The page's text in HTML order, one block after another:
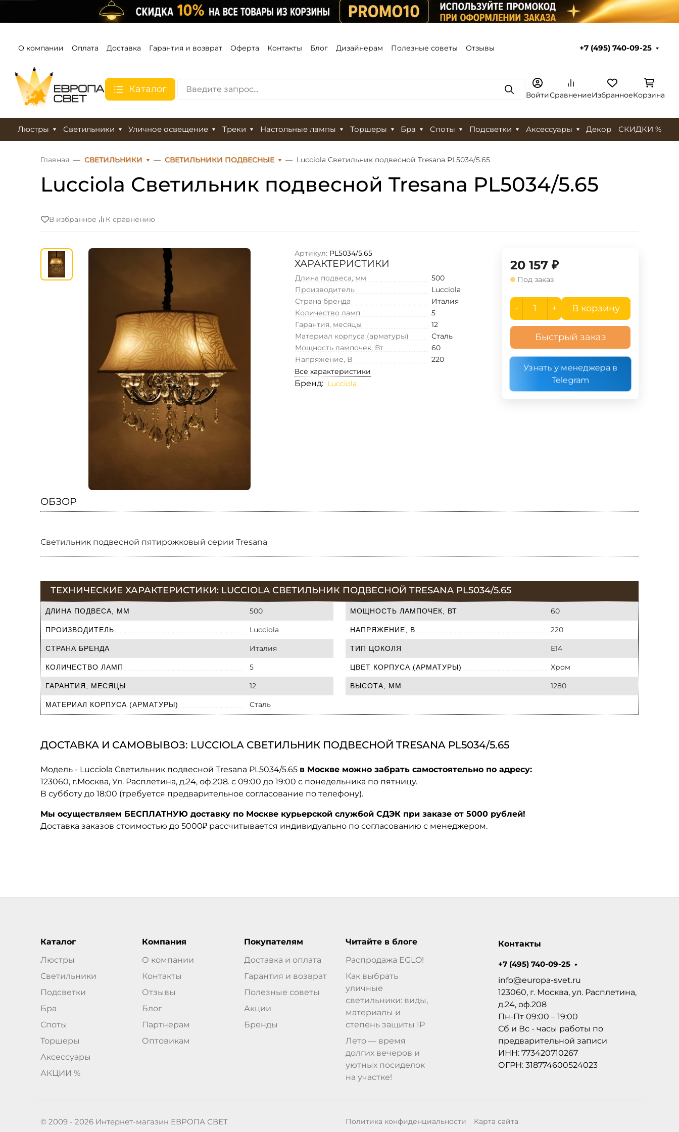
О компании Оплата Доставка Гарантия и возврат Оферта Контакты Блог Дизайнерам Полезные советы Отзывы +7 (495) 740-09-25
Каталог ПоискВойтиСравнениеИзбранноеКорзина
Люстры Светильники Уличное освещение Треки Настольные лампы Торшеры Бра Споты Подсветки Аксессуары Декор СКИДКИ %
Главная СВЕТИЛЬНИКИ СВЕТИЛЬНИКИ ПОДВЕСНЫЕ Lucciola Светильник подвесной Tresana PL5034/5.65
Lucciola Светильник подвесной Tresana PL5034/5.65
В избранное К сравнению
Артикул: PL5034/5.65
ХАРАКТЕРИСТИКИ
Длина подвеса, мм
500
Производитель
Lucciola
Страна бренда
Италия
Количество ламп
5
Гарантия, месяцы
12
Материал корпуса (арматуры)
Сталь
Мощность лампочек, Вт
60
Напряжение, В
220
Все характеристики
Бренд: Lucciola
20 157 ₽
Под заказ
- + В корзину
Быстрый заказ
Узнать у менеджера в
Telegram
ОБЗОР
Светильник подвесной пятирожковый серии Tresana
ТЕХНИЧЕСКИЕ ХАРАКТЕРИСТИКИ: LUCCIOLA СВЕТИЛЬНИК ПОДВЕСНОЙ TRESANA PL5034/5.65
ДЛИНА ПОДВЕСА, ММ 500
ПРОИЗВОДИТЕЛЬ Lucciola
СТРАНА БРЕНДА Италия
КОЛИЧЕСТВО ЛАМП 5
ГАРАНТИЯ, МЕСЯЦЫ 12
МАТЕРИАЛ КОРПУСА (АРМАТУРЫ) Сталь
МОЩНОСТЬ ЛАМПОЧЕК, ВТ 60
НАПРЯЖЕНИЕ, В 220
ТИП ЦОКОЛЯ E14
ЦВЕТ КОРПУСА (АРМАТУРЫ) Хром
ВЫСОТА, ММ 1280
ДОСТАВКА И САМОВЫВОЗ: LUCCIOLA СВЕТИЛЬНИК ПОДВЕСНОЙ TRESANA PL5034/5.65
Модель - Lucciola Светильник подвесной Tresana PL5034/5.65 в Москве можно забрать самостоятельно по адресу:
123060, г.Москва, Ул. Расплетина, д.24, оф.208. с 09:00 до 19:00 с понедельника по пятницу.
В субботу до 18:00 (требуется предварительное согласование по телефону).
Мы осуществляем БЕСПЛАТНУЮ доставку по Москве курьерской службой СДЭК при заказе от 5000 рублей!
Доставка заказов стоимостью до 5000₽ рассчитывается индивидуально по согласованию с менеджером.
Каталог
Люстры
Светильники
Подсветки
Бра
Споты
Торшеры
Аксессуары
АКЦИИ %
Компания
О компании
Контакты
Отзывы
Блог
Партнерам
Оптовикам
Покупателям
Доставка и оплата
Гарантия и возврат
Полезные советы
Акции
Бренды
Читайте в блоге
Распродажа EGLO!
Как выбрать
уличные
светильники: виды,
материалы и
степень защиты IP
Лето — время
долгих вечеров и
уютных посиделок
на участке!
Контакты
+7 (495) 740-09-25
info@europa-svet.ru
123060, г. Москва, ул. Расплетина,
д.24, оф.208
Пн-Пт 09:00 – 19:00
Сб и Вс - часы работы по
предварительной записи
ИНН: 773420710267
ОГРН: 318774600524023
© 2009 - 2026 Интернет-магазин ЕВРОПА СВЕТ Политика конфиденциальности Карта сайта